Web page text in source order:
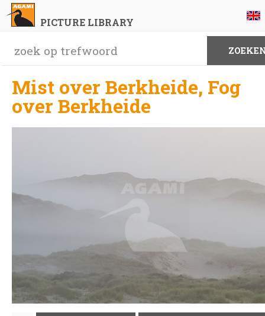
PICTURE LIBRARY
Mist over Berkheide, Fog
over Berkheide